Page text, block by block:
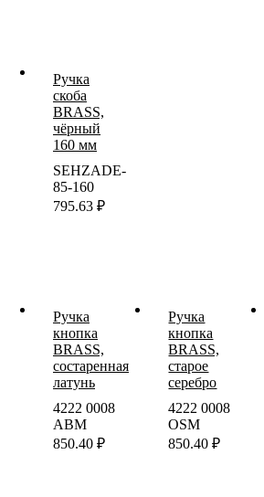
Ручка
скоба
BRASS,
чёрный
160 мм
SEHZADE-
85-160
795.63 ₽
Ручка
кнопка
BRASS,
состаренная
латунь
4222 0008
ABM
850.40 ₽
Ручка
кнопка
BRASS,
старое
серебро
4222 0008
OSM
850.40₽